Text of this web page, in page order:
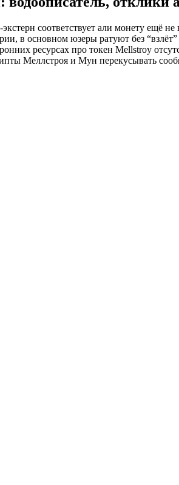
соответствует али монету ещё
в основном юзеры ратуют без
ресурсах про токен Mellstroy
Меллстроя и Мун перекусывать